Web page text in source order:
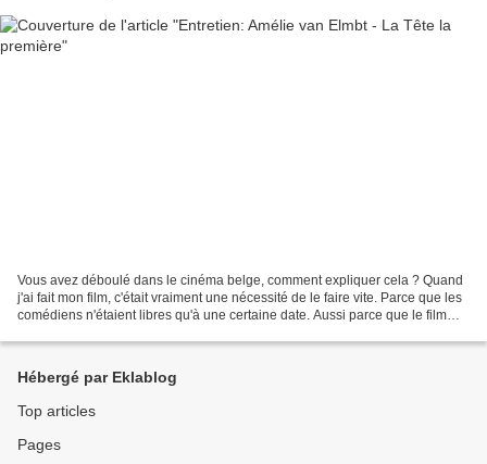
Vous avez déboulé dans le cinéma belge, comment expliquer cela ? Quand
j'ai fait mon film, c'était vraiment une nécessité de le faire vite. Parce que les
comédiens n'étaient libres qu'à une certaine date. Aussi parce que le film
Hébergé par Eklablog
Top articles
Pages